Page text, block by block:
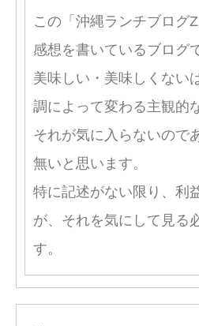
この「沖縄ランチブログ
感想を書いているブログ
美味しい・美味しくない
調によって変わる主観的
それが気に入らないので
無いと思います。
特に記述がない限り、利
が、それを気にして見る
す。